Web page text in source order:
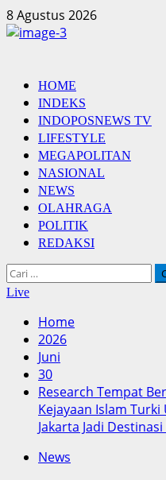
Skip
to
8 Agustus 2026
Primary
Menu
HOME
INDEKS
INDOPOSNEWS TV
LIFESTYLE
MEGAPOLITAN
NASIONAL
NEWS
OLAHRAGA
POLITIK
REDAKSI
Cari
untuk:
Live
Home
2026
Juni
30
Research Tempat
Kejayaan Islam Turki
Jakarta Jadi
News